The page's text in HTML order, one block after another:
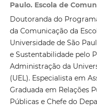
Paulo. Escola de
Doutoranda do
da Comunicação da
Universidade de São
e Sustentabilidade pelo
Administração da
(UEL). Especialista em
Graduada em Relações
Públicas e Chefe do